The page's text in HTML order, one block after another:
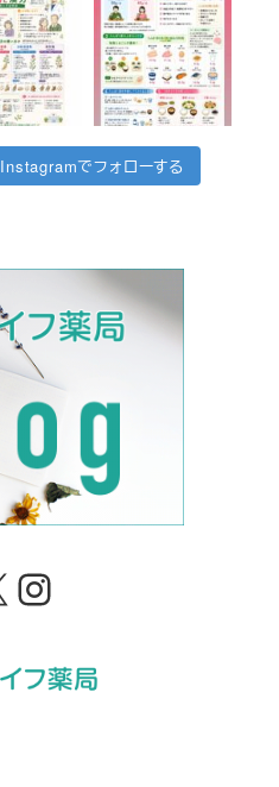
Instagramでフォローする
Instagram